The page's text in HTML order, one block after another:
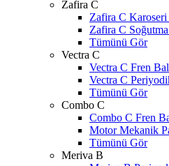
Zafira C
Zafira C
Zafira C
Tümünü Gör
Vectra C
Vectra C Fren
Vectra C
Tümünü Gör
Combo C
Combo C Fren
Motor Mekanik
Tümünü Gör
Meriva B